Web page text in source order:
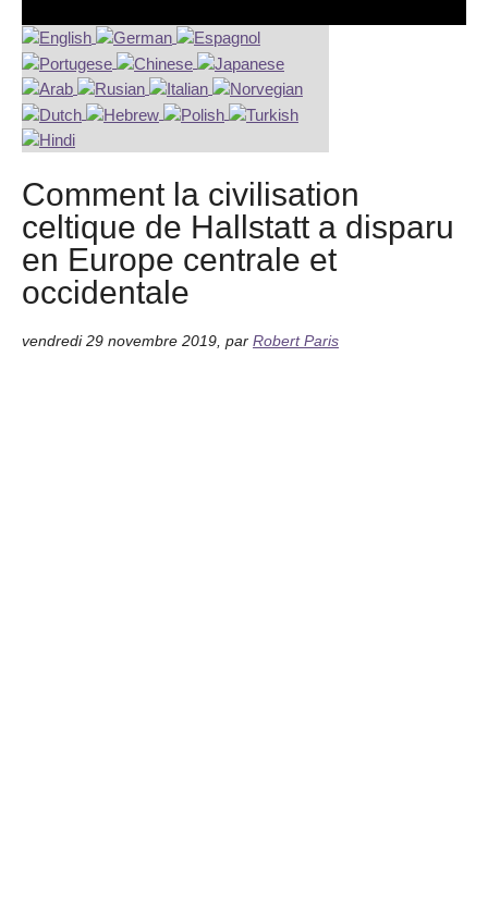
Comment la civilisation
celtique de Hallstatt a disparu
en Europe centrale et
occidentale
vendredi 29 novembre 2019 par Robert Paris